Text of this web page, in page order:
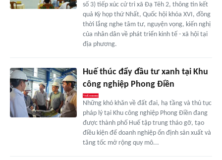
số 3) tiếp xúc cử tri xã Đạ Tẻh 2, thông tin kết
quả Kỳ họp thứ Nhất, Quốc hội khóa XVI, đồng
thời lắng nghe tâm tư, nguyện vọng, kiến nghị
của nhân dân về phát triển kinh tế - xã hội tại
địa phương.
Huế thúc đẩy đầu tư xanh tại Khu
công nghiệp Phong Điền
Những khó khăn về đất đai, hạ tầng và thủ tục
pháp lý tại Khu công nghiệp Phong Điền đang
được thành phố Huế tập trung tháo gỡ, tạo
điều kiện để doanh nghiệp ổn định sản xuất và
tăng tốc mở rộng quy mô...